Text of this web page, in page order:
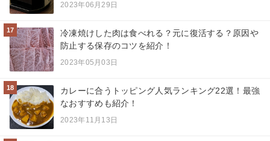
2023年06月29日
17
冷凍焼けした肉は食べれる？元に復活する？原因や
防止する保存のコツを紹介！
2023年05月03日
18
カレーに合うトッピング人気ランキング22選！最強
なおすすめも紹介！
2023年11月13日